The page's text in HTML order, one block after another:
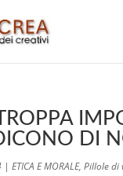
DI
| ETICA E MORALE, Pillole di